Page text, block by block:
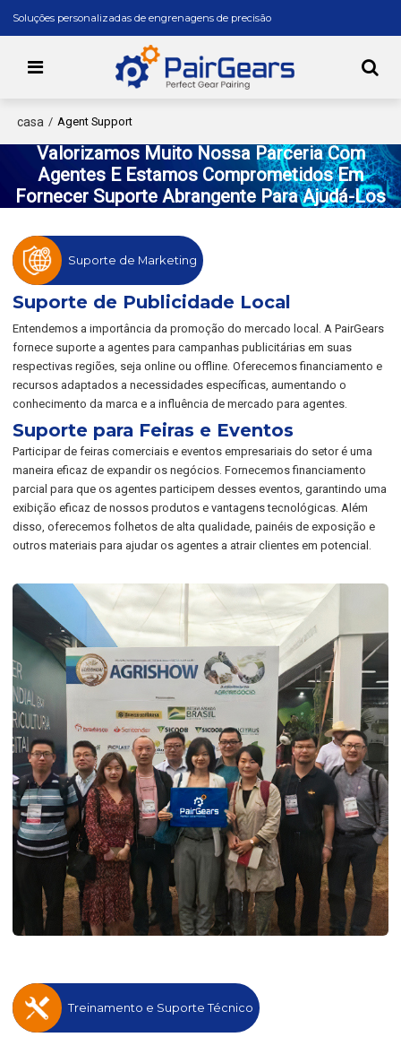
Soluções personalizadas de engrenagens de precisão
casa / Agent Support
Valorizamos Muito Nossa Parceria Com
Agentes E Estamos Comprometidos Em
Fornecer Suporte Abrangente Para Ajudá-Los
Suporte de Marketing
Suporte de Publicidade Local
Entendemos a importância da promoção do mercado local. A PairGears
fornece suporte a agentes para campanhas publicitárias em suas
respectivas regiões, seja online ou offline. Oferecemos financiamento e
recursos adaptados a necessidades específicas, aumentando o
conhecimento da marca e a influência de mercado para agentes.
Suporte para Feiras e Eventos
Participar de feiras comerciais e eventos empresariais do setor é uma
maneira eficaz de expandir os negócios. Fornecemos financiamento
parcial para que os agentes participem desses eventos, garantindo uma
exibição eficaz de nossos produtos e vantagens tecnológicas. Além
disso, oferecemos folhetos de alta qualidade, painéis de exposição e
outros materiais para ajudar os agentes a atrair clientes em potencial.
Treinamento e Suporte Técnico